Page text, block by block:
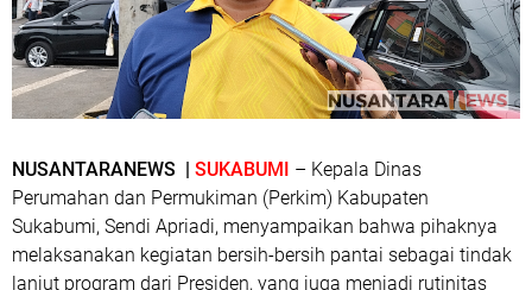
NUSANTARANEWS | SUKABUMI – Kepala Dinas
Perumahan dan Permukiman (Perkim) Kabupaten
Sukabumi, Sendi Apriadi, menyampaikan bahwa pihaknya
melaksanakan kegiatan bersih-bersih pantai sebagai tindak
lanjut program dari Presiden, yang juga menjadi rutinitas